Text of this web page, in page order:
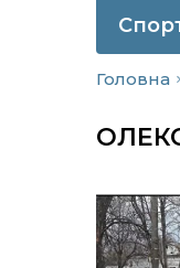
Головна